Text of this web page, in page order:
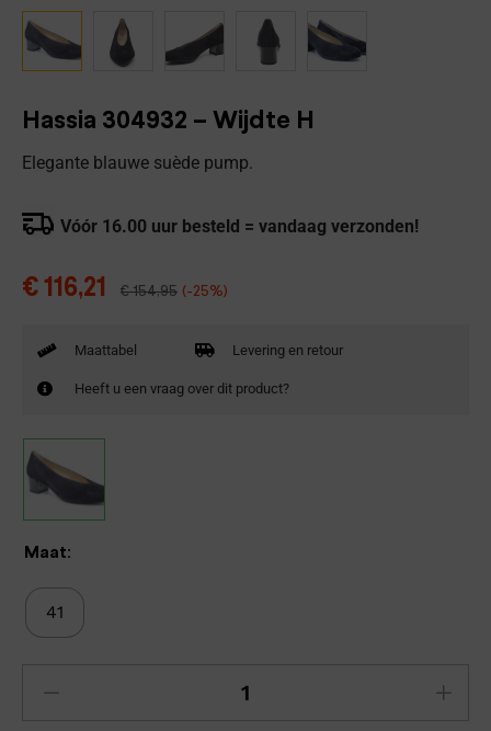
Hassia 304932 – Wijdte H
Elegante blauwe suède pump.
Vóór 16.00 uur besteld = vandaag verzonden!
€ 116,21 €154,95 (-25%)
Maattabel Levering en retour
Heeft u een vraag over dit product?
Maat:
41